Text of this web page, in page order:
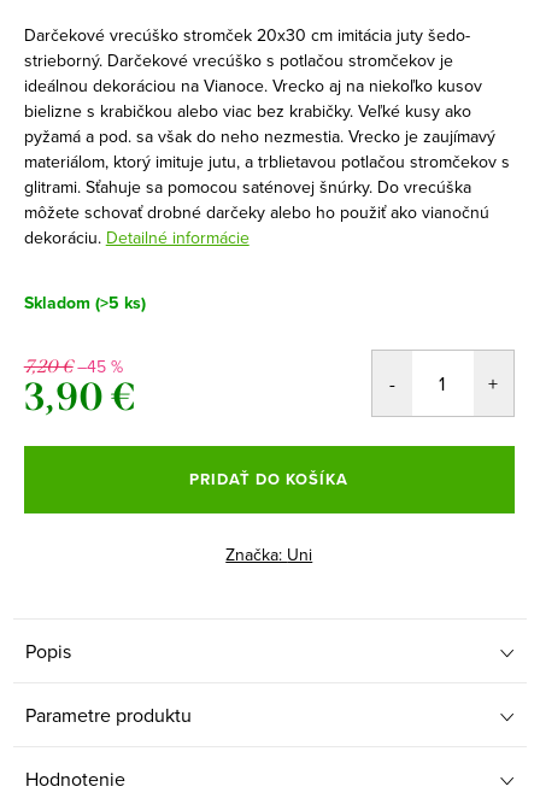
Darčekové vrecúško stromček 20x30 cm imitácia juty šedo-
strieborný. Darčekové vrecúško s potlačou stromčekov je
ideálnou dekoráciou na Vianoce. Vrecko aj na niekoľko kusov
bielizne s krabičkou alebo viac bez krabičky. Veľké kusy ako
pyžamá a pod. sa však do neho nezmestia. Vrecko je zaujímavý
materiálom, ktorý imituje jutu, a trblietavou potlačou stromčekov s
glitrami. Sťahuje sa pomocou saténovej šnúrky. Do vrecúška
môžete schovať drobné darčeky alebo ho použiť ako vianočnú
dekoráciu. Detailné informácie
Skladom (>5 ks)
7,20 €–45 %
3,90 €
cena:
PRIDAŤ DO KOŠÍKA
Značka: Uni
Popis
Parametre produktu
Hodnotenie